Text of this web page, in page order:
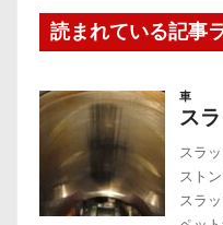
読まれている記事